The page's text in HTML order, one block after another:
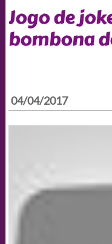
Jogo de
bombona
04/04/2017